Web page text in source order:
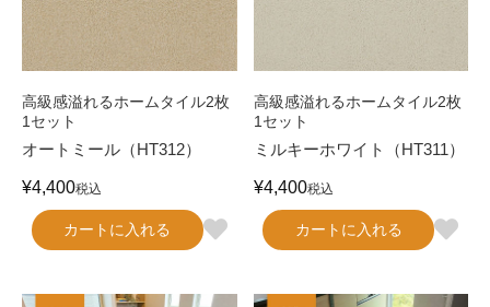
高級感溢れるホームタイル2枚
1セット
オートミール（HT312）
¥4,400税込
カートに入れる
高級感溢れるホームタイル2枚
1セット
ミルキーホワイト（HT311）
¥4,400税込
カートに入れる